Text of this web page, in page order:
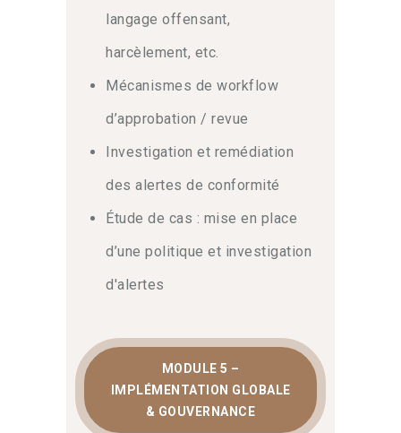
langage offensant,
harcèlement, etc.
Mécanismes de workflow
d’approbation / revue
Investigation et remédiation
des alertes de conformité
Étude de cas : mise en place
d’une politique et investigation
d'alertes
MODULE 5 –
IMPLÉMENTATION GLOBALE
& GOUVERNANCE